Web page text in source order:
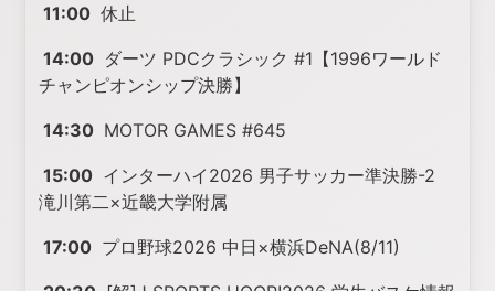
11:00 休止
14:00 ダーツ PDCクラシック #1【1996ワールド
チャンピオンシップ決勝】
14:30 MOTOR GAMES #645
15:00 インターハイ2026 男子サッカー準決勝-2
滝川第二×近畿大学附属
17:00 プロ野球2026 中日×横浜DeNA(8/11)